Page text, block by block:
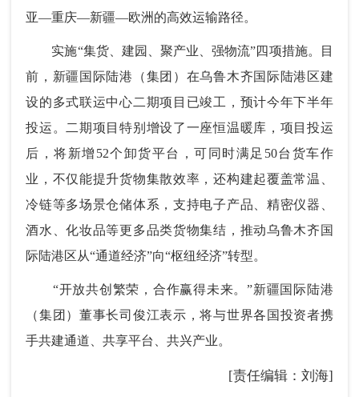
亚—重庆—新疆—欧洲的高效运输路径。
实施“集货、建园、聚产业、强物流”四项措施。目
前，新疆国际陆港（集团）在乌鲁木齐国际陆港区建
设的多式联运中心二期项目已竣工，预计今年下半年
投运。二期项目特别增设了一座恒温暖库，项目投运
后，将新增52个卸货平台，可同时满足50台货车作
业，不仅能提升货物集散效率，还构建起覆盖常温、
冷链等多场景仓储体系，支持电子产品、精密仪器、
酒水、化妆品等更多品类货物集结，推动乌鲁木齐国
际陆港区从“通道经济”向“枢纽经济”转型。
“开放共创繁荣，合作赢得未来。”新疆国际陆港
（集团）董事长司俊江表示，将与世界各国投资者携
手共建通道、共享平台、共兴产业。
[责任编辑：刘海]